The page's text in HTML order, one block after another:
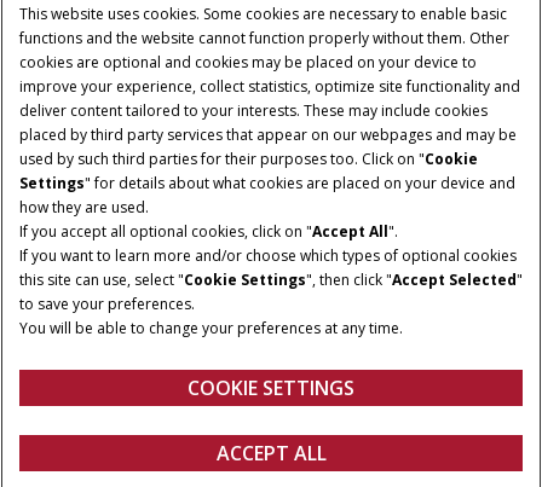
Konfigurera Fråga om offert Hitta en återförsäljare FANSHOP
Villkor och juridiska meddelanden Privacy Notice
Imprint
Cookie Settings
Telematics Privacy notice
© 2026 CNH Industrial America LLC. All Rights Reserved. Case IH is a
trademark of CNH Industrial America LLC.
This website uses cookies. Some cookies are necessary to enable basic
functions and the website cannot function properly without them. Other
cookies are optional and cookies may be placed on your device to
improve your experience, collect statistics, optimize site functionality and
deliver content tailored to your interests. These may include cookies
placed by third party services that appear on our webpages and may be
used by such third parties for their purposes too. Click on "Cookie
Settings" for details about what cookies are placed on your device and
how they are used.
If you accept all optional cookies, click on "Accept All".
If you want to learn more and/or choose which types of optional cookies
this site can use, select "Cookie Settings", then click "Accept Selected"
to save your preferences.
You will be able to change your preferences at any time.
COOKIE SETTINGS
ACCEPT ALL